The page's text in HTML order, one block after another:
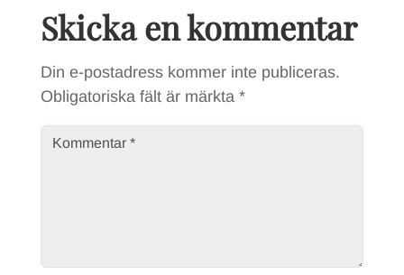
Skicka en kommentar
Din e-postadress kommer inte publiceras.
Obligatoriska fält är märkta *